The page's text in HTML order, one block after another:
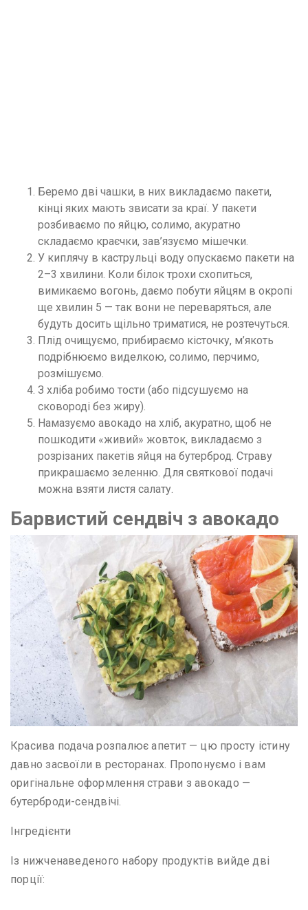
Беремо дві чашки, в них викладаємо пакети,
кінці яких мають звисати за краї. У пакети
розбиваємо по яйцю, солимо, акуратно
складаємо краєчки, зав’язуємо мішечки.
У киплячу в каструльці воду опускаємо пакети на
2–3 хвилини. Коли білок трохи схопиться,
вимикаємо вогонь, даємо побути яйцям в окропі
ще хвилин 5 — так вони не переваряться, але
будуть досить щільно триматися, не розтечуться.
Плід очищуємо, прибираємо кісточку, м’якоть
подрібнюємо виделкою, солимо, перчимо,
розмішуємо.
З хліба робимо тости (або підсушуємо на
сковороді без жиру).
Намазуємо авокадо на хліб, акуратно, щоб не
пошкодити «живий» жовток, викладаємо з
розрізаних пакетів яйця на бутерброд. Страву
прикрашаємо зеленню. Для святкової подачі
можна взяти листя салату.
Барвистий сендвіч з авокадо
Красива подача розпалює апетит — цю просту істину
давно засвоїли в ресторанах. Пропонуємо і вам
оригінальне оформлення страви з авокадо —
бутерброди-сендвічі.
Інгредієнти
Із нижченаведеного набору продуктів вийде дві
порції: